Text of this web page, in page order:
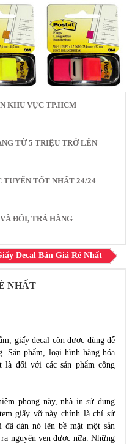
KHU VỰC TP.HCM
TỪ 5 TRIỆU TRỞ LÊN
TUYẾN TỐT NHẤT 24/24
ĐỔI, TRẢ HÀNG
Decal Bán Giá Rẻ Nhất
NHẤT
giấy decal còn được dùng để
Sản phẩm, loại hình hàng hóa
là đối với các sản phẩm công
phong này, nhà in sử dụng
giấy vỡ này chính là chỉ sử
dán nó lên bề mặt một sản
nguyên vẹn được nữa. Những